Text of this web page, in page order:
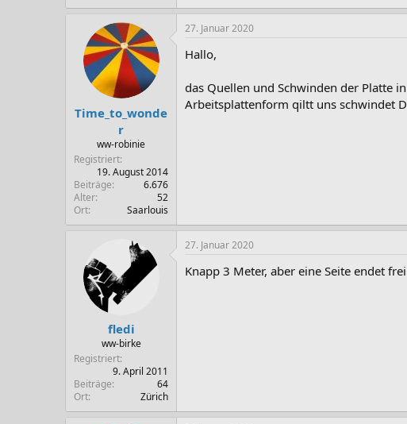
Time_to_wonde
r
ww-robinie
Registriert
19. August 2014
Beiträge
6.676
Alter
52
Ort
Saarlouis
27. Januar 2020
Hallo,
das Quellen und Schwinden der Platte
Arbeitsplattenform qiltt uns schwindet
fledi
ww-birke
Registriert
9. April 2011
Beiträge
64
Ort
Zürich
27. Januar 2020
Knapp 3 Meter, aber eine Seite endet